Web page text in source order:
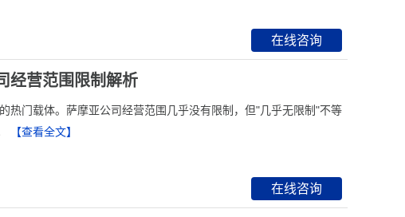
在线咨询
经营范围限制解析
热门载体。萨摩亚公司经营范围几乎没有限制，但"几乎无限制"不等
【查看全文】
在线咨询